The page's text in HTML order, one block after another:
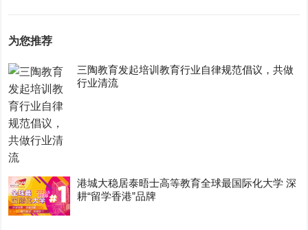
为您推荐
三陶教育发起培训教育行业自律规范倡议，共做
行业清流
港城大稳居泰晤士高等教育全球最国际化大学 深
耕“留学香港”品牌